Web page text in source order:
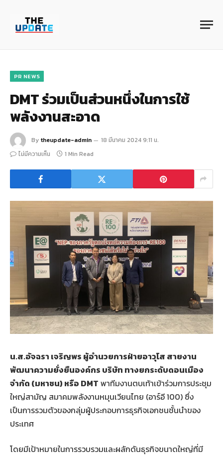
PR NEWS
DMT ร่วมเป็นส่วนหนึ่งในการใช้
พลังงานสะอาด
By theupdate-admin
18 มีนาคม 2024 9:11 น.
ไม่มีความเห็น
1 Min Read
น.ส.อัจฉรา เจริญพร ผู้อำนวยการฝ่ายอาวุโส สายงาน
พัฒนาความยั่งยืนองค์กร บริษัท ทางยกระดับดอนเมือง
จำกัด (มหาชน) หรือ DMT พาทีมงานตบเท้าเข้าร่วมการประชุม
ใหญ่สามัญ สมาคมพลังงานหมุนเวียนไทย (อาร์อี 100) ซึ่ง
เป็นการรวมตัวของกลุ่มผู้ประกอบการธุรกิจเอกชนชั้นนำของ
ประเทศ
โดยมีเป้าหมายในการรวบรวมและผลักดันธุรกิจขนาดใหญ่ที่มี